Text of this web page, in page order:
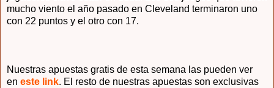
mucho viento el año pasado en Cleveland terminaron uno
con 22 puntos y el otro con 17.
Nuestras apuestas gratis de esta semana las pueden ver
en este link. El resto de nuestras apuestas son exclusivas